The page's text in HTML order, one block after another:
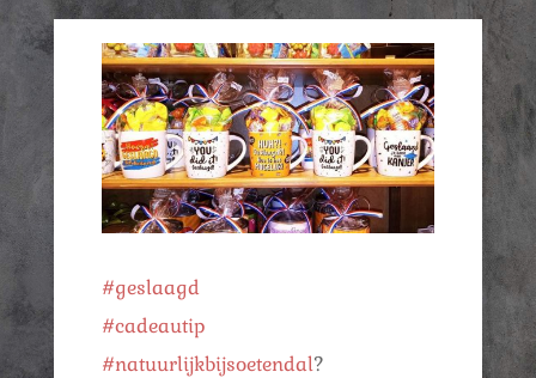
#geslaagd
#cadeautip
#natuurlijkbijsoetendal?